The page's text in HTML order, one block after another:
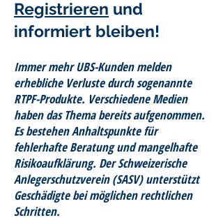
Registrieren und
informiert bleiben!​
Immer mehr UBS-Kunden melden
erhebliche Verluste durch sogenannte
RTPF-Produkte. Verschiedene Medien
haben das Thema bereits aufgenommen.
Es bestehen Anhaltspunkte für
fehlerhafte Beratung und mangelhafte
Risikoaufklärung. Der Schweizerische
Anlegerschutzverein (SASV) unterstützt
Geschädigte bei möglichen rechtlichen
Schritten.